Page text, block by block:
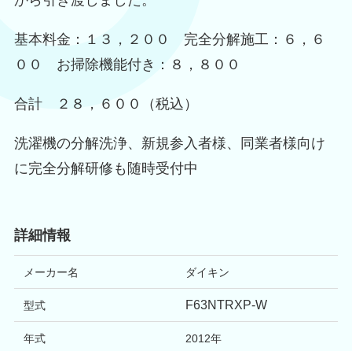
基本料金：１３，２００ 完全分解施工：６，６
００ お掃除機能付き：８，８００
合計 ２８，６００（税込）
洗濯機の分解洗浄、新規参入者様、同業者様向け
に完全分解研修も随時受付中
詳細情報
メーカー名 ダイキン
型式 F63NTRXP-W
年式 2012年